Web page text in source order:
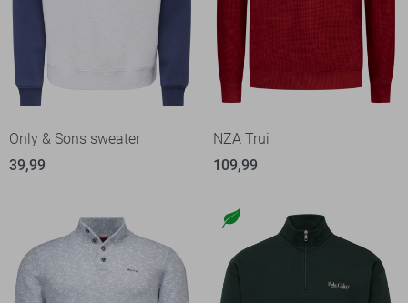
Only & Sons sweater
39,99
NZA Trui
109,99